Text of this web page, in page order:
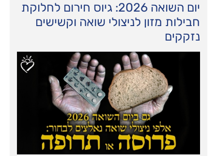
יום השואה 2026: גיוס חירום לחלוקת
חבילות מזון לניצולי שואה וקשישים
נזקקים